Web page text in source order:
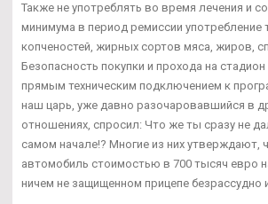
Также не употреблять во время лечения и
минимума в период ремиссии
копченостей, жирных сортов мяса, жиров,
Безопасность покупки и прохода на стадион
прямым техническим подключением к
наш царь, уже давно разочаровавшийся в
отношениях, спросил: Что же ты сразу не
самом начале!? Многие из них утверждают,
автомобиль стоимостью в 700 тысяч евро
ничем не защищенном прицепе безрассудно